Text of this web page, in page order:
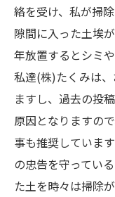
絡を受け、私が掃
隙間に入った土埃
年放置するとシミ
私達(株)たくみは
ますし、過去の投
原因となりますの
事も推奨していま
の忠告を守ってい
た土を時々は掃除